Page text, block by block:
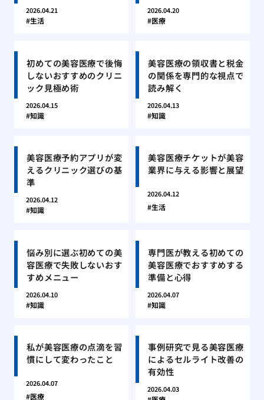
2026.04.21
生活
2026.04.20
医療
初めての美容医療で後悔
しないおすすめのクリニ
ック見極め術
2026.04.15
知識
美容医療の領収書と税金
の関係を専門的な視点で
読み解く
2026.04.13
知識
美容医療予約アプリが変
えるクリニック選びの基
準
2026.04.12
知識
美容医療チケットが美容
業界に与える影響と展望
2026.04.12
生活
悩み別に選ぶ初めての美
容医療で失敗しないおす
すめメニュー
2026.04.10
知識
専門医が教える初めての
美容医療でおすすめする
準備と心得
2026.04.07
知識
私が美容医療の点滴を習
慣にして変わったこと
2026.04.07
医療
事例研究で見る美容医療
によるセルライト改善の
有効性
2026.04.03